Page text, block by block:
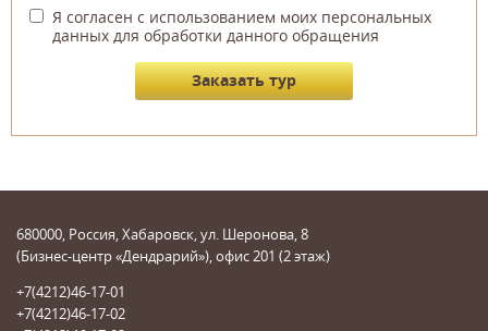
Я согласен с использованием моих персональных
данных для обработки данного обращения
680000, Россия, Хабаровск, ул. Шеронова, 8
(Бизнес-центр «Дендрарий»), офис 201 (2 этаж)
+7(4212)46-17-01
+7(4212)46-17-02